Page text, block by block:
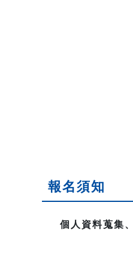
報名須知
個人資料蒐集